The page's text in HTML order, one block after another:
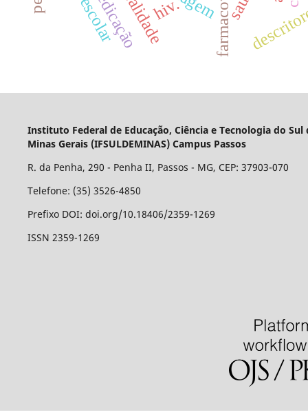
hiv.
Instituto Federal de Educação, Ciência e Tecnologia do Sul
Minas Gerais (IFSULDEMINAS) Campus Passos
R. da Penha, 290 - Penha II, Passos - MG, CEP: 37903-070
Telefone: (35) 3526-4850
Prefixo DOI: doi.org/10.18406/2359-1269
ISSN 2359-1269